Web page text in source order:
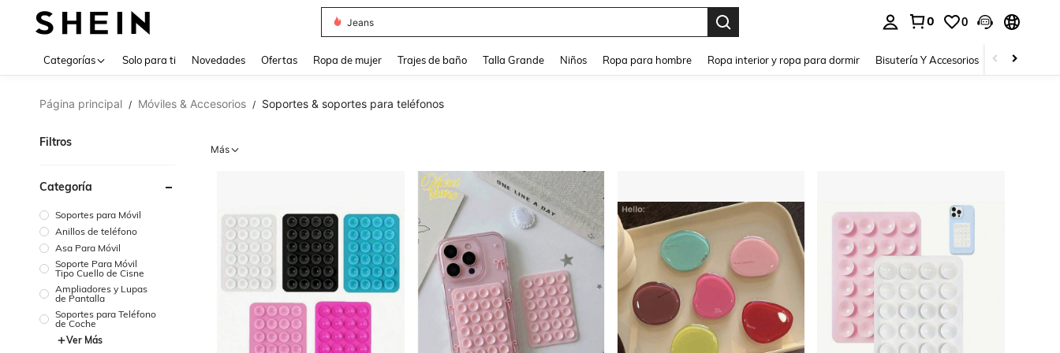
Jeans
0 0
Categorías Solo para ti Novedades Ofertas Ropa de mujer Trajes de baño Talla Grande Niños Ropa para hombre Ropa interior y ropa para dormir Bisutería Y Accesorios Zapatos
Página principal / Móviles & Accesorios / Soportes & soportes para teléfonos
Filtros
Categoría
Soportes para Móvil
Anillos de teléfono
Asa Para Móvil
Soporte Para Móvil
Tipo Cuello de Cisne
Ampliadores y Lupas
de Pantalla
Soportes para Teléfono
de Coche
Ver Más
Más